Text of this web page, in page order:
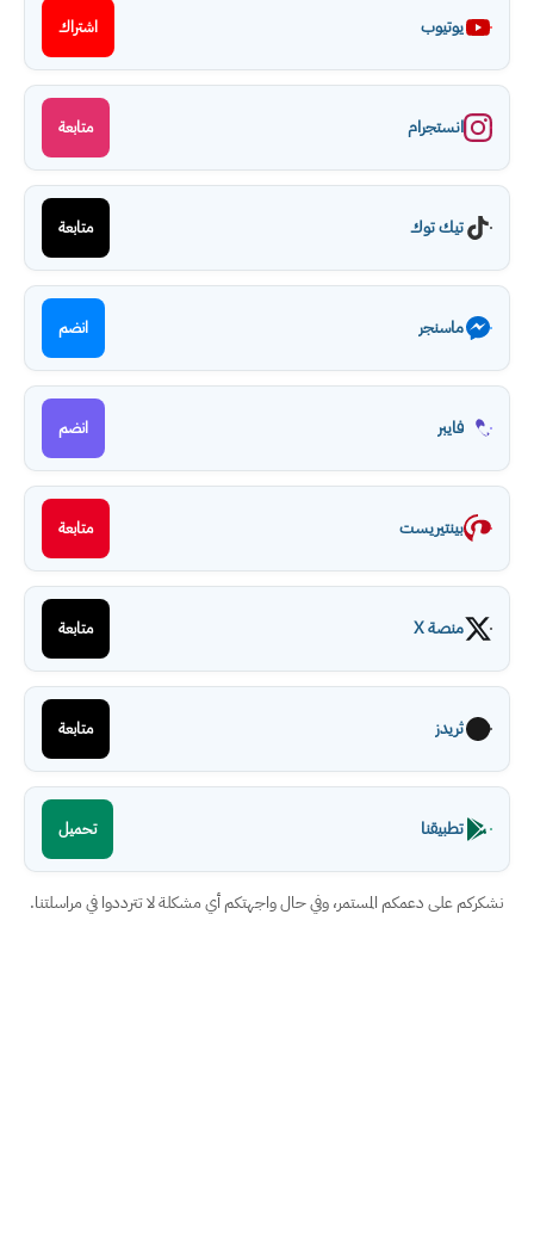
يوتيوب اشتراك
انستجرام متابعة
تيك توك متابعة
ماسنجر انضم
فايبر انضم
بينتيريست متابعة
منصة X متابعة
ثريدز متابعة
تطبيقنا تحميل
نشكركم على دعمكم المستمر، وفي حال واجهتكم أي مشكلة لا تترددوا في مراسلتنا.